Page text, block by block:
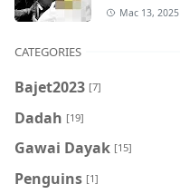
Mac 13, 2025
CATEGORIES
Bajet2023 [7]
Dadah [19]
Gawai Dayak [15]
Penguins [1]